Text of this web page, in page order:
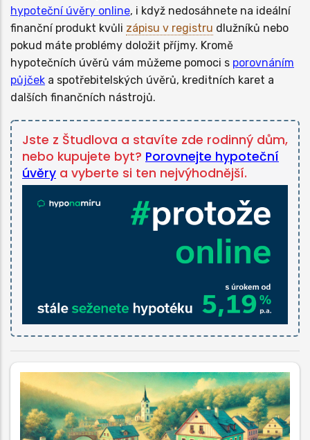
hypoteční úvěry online, i když nedosáhnete na ideální
finanční produkt kvůli zápisu v registru dlužníků nebo
pokud máte problémy doložit příjmy. Kromě
hypotečních úvěrů vám můžeme pomoci s porovnáním
půjček a spotřebitelských úvěrů, kreditních karet a
dalších finančních nástrojů.
Jste z Študlova a stavíte zde rodinný dům,
nebo kupujete byt? Porovnejte hypoteční
úvěry a vyberte si ten nejvýhodnější.